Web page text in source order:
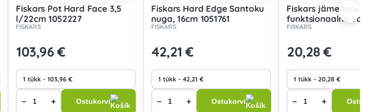
Fiskars Pot Hard Face 3,5
l/22cm 1052227
FISKARS
103,96 €
− + Ostukorvi
Fiskars Hard Edge Santoku
nuga, 16cm 1051761
FISKARS
42,21 €
− + Ostukorvi
Fiskars jämedate
funktsionaalne vorm
FISKARS
20,28 €
− + Ostukorvi